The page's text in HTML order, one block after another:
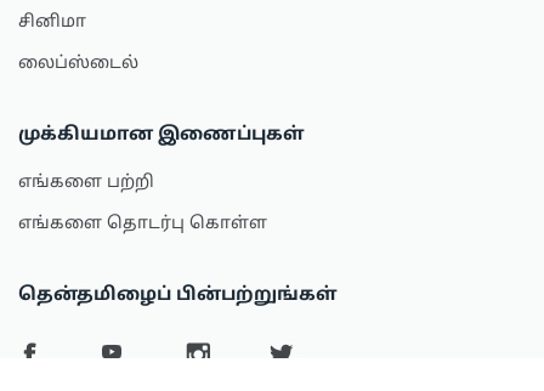
சினிமா
லைப்ஸ்டைல்
முக்கியமான இணைப்புகள்
எங்களை பற்றி
எங்களை தொடர்பு கொள்ள
தென்தமிழைப் பின்பற்றுங்கள்